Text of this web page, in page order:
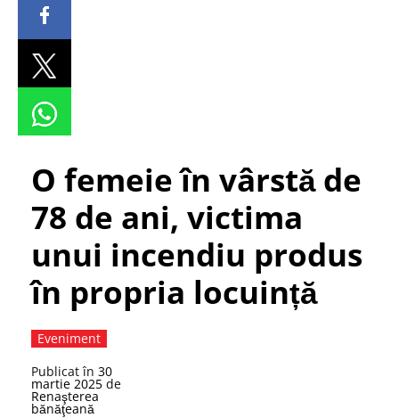
O femeie în vârstă de
78 de ani, victima
unui incendiu produs
în propria locuință
Eveniment
Publicat în 30
martie 2025 de
Renaşterea
bănăţeană